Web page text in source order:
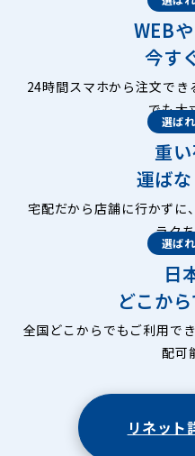
WEB
今す
24時間スマホから注文でき
でも大
選ば
重
運ば
宅配だから店舗に行かずに
ラク
選ば
日
どこか
全国どこからでもご利用で
配可
リネット